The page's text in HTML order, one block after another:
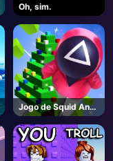
Oh, sim.
Jogo de Squid Ano
Novo sob Proteção